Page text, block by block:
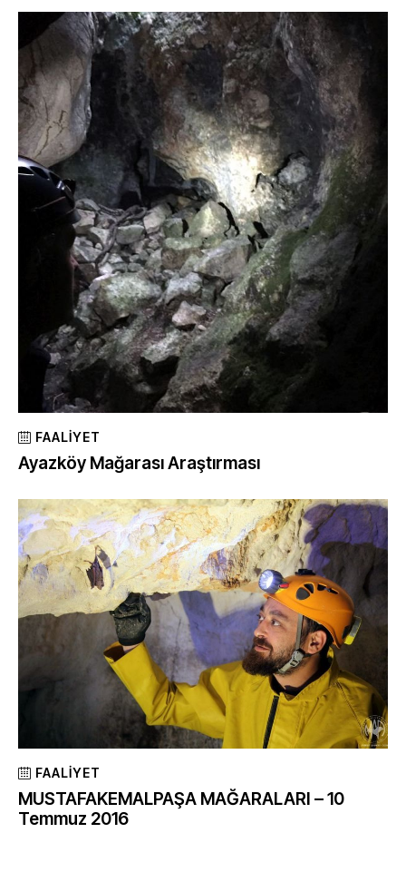
FAALIYET
Ayazköy Mağarası Araştırması
FAALIYET
MUSTAFAKEMALPAŞA MAĞARALARI – 10
Temmuz 2016